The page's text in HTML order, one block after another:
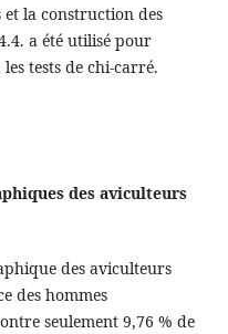
et la construction des
a été utilisé pour
tests de chi-carré.
des aviculteurs
des aviculteurs
des hommes
seulement 9,76 % de